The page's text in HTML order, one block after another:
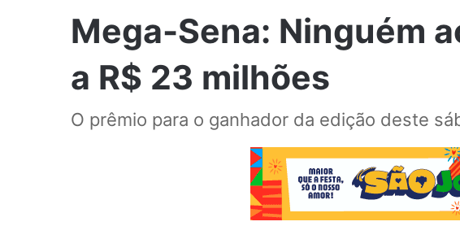
Mega-Sena: Ninguém
a R$ 23 milhões
O prêmio para o ganhador da edição deste